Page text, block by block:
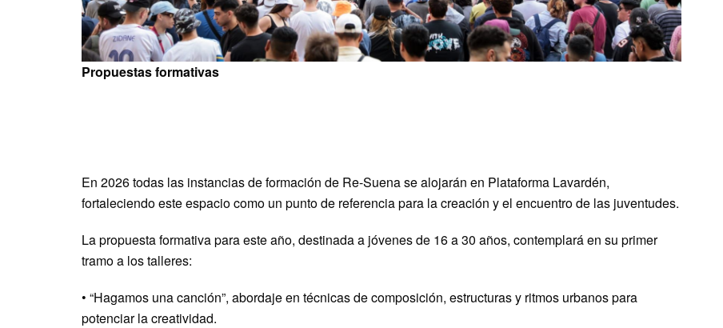
Propuestas formativas
En 2026 todas las instancias de formación de Re-Suena se alojarán en Plataforma Lavardén,
fortaleciendo este espacio como un punto de referencia para la creación y el encuentro de las juventudes.
La propuesta formativa para este año, destinada a jóvenes de 16 a 30 años, contemplará en su primer
tramo a los talleres:
•⁠ ⁠“Hagamos una canción”, abordaje en técnicas de composición, estructuras y ritmos urbanos para
potenciar la creatividad.